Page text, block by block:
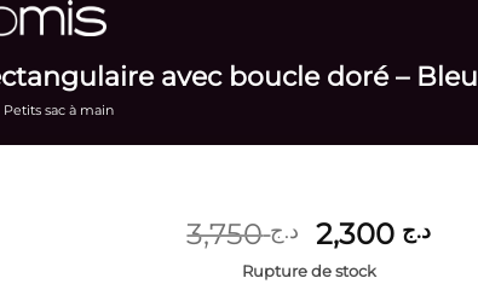
avec boucle doré – Bleu
Petits sac à main
د.ج3,750 Le
prix
initial
د.ج 2,300 Le
Rupture de stock